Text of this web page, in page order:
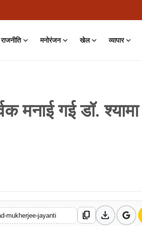
राजनीति मनोरंजन खेल व्यापार
मनाई गई डॉ. श्यामा
mukherjee-jayanti content_copy download